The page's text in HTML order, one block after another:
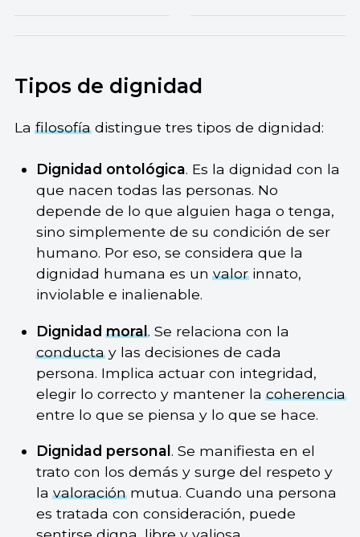
Tipos de dignidad
Lafilosofíadistingue tres tipos de dignidad:
Dignidad ontológica. Es la dignidad con la
que nacen todas las personas. No
depende de lo que alguien haga o tenga,
sino simplemente de su condición de ser
humano. Por eso, se considera que la
dignidad humana es unvalorinnato,
inviolable e inalienable.
Dignidadmoral. Se relaciona con la
conductay las decisiones de cada
persona. Implica actuar con integridad,
elegir lo correcto y mantener lacoherencia
entre lo que se piensa y lo que se hace.
Dignidad personal. Se manifiesta en el
trato con los demás y surge del respeto y
lavaloraciónmutua. Cuando una persona
es tratada con consideración, puede